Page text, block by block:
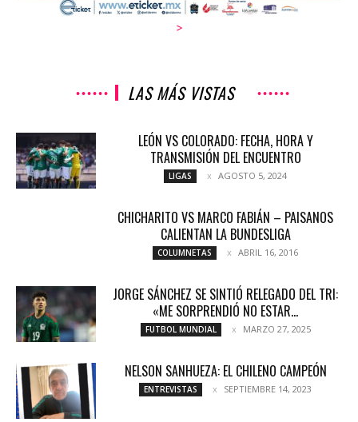
>
LAS MÁS VISTAS
LEÓN VS COLORADO: FECHA, HORA Y
TRANSMISIÓN DEL ENCUENTRO
LIGAS AGOSTO 5, 2024
CHICHARITO VS MARCO FABIÁN – PAISANOS
CALIENTAN LA BUNDESLIGA
COLUMNETAS ABRIL 16, 2016
JORGE SÁNCHEZ SE SINTIÓ RELEGADO DEL TRI:
«ME SORPRENDIÓ NO ESTAR...
FUTBOL MUNDIAL MARZO 27, 2025
NELSON SANHUEZA: EL CHILENO CAMPEÓN
ENTREVISTAS SEPTIEMBRE 14, 2023